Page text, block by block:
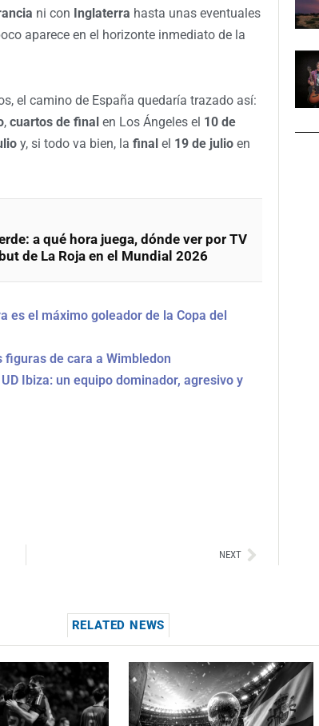
ni con Inglaterra hasta unas eventuales
aparece en el horizonte inmediato de la
el camino de España quedaría trazado así:
, cuartos de final en Los Ángeles el 10 de
y, si todo va bien, la final el 19 de julio en
a qué hora juega, dónde ver por TV
de La Roja en el Mundial 2026
es el máximo goleador de la Copa del
de cara a Wimbledon
Ibiza: un equipo dominador, agresivo y
NEXT
RELATED NEWS